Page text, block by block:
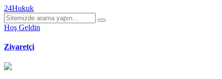
24Hukuk
Hoş Geldin
Ziyaretçi